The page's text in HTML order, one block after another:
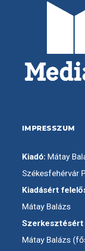
IMPRESSZUM
Kiadó:Mátay
Székesfehérvár
Kiadásért
Mátay Balázs
Szerkesztésért
Mátay Balázs